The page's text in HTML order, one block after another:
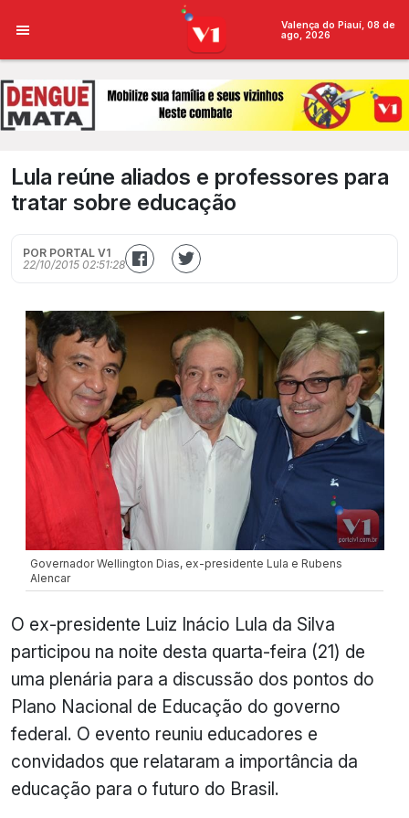
Valença do Piauí, 08 de
ago, 2026
Lula reúne aliados e professores para
tratar sobre educação
POR PORTAL V1
22/10/2015 02:51:28
Governador Wellington Dias, ex-presidente Lula e Rubens
Alencar
O ex-presidente Luiz Inácio Lula da Silva
participou na noite desta quarta-feira (21) de
uma plenária para a discussão dos pontos do
Plano Nacional de Educação do governo
federal. O evento reuniu educadores e
convidados que relataram a importância da
educação para o futuro do Brasil.